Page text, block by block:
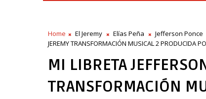
Home El Jeremy Elías Peña Jefferson Ponce
JEREMY TRANSFORMACIÓN MUSICAL 2 PRODUCIDA
MI LIBRETA
TRANSFORMACIÓN